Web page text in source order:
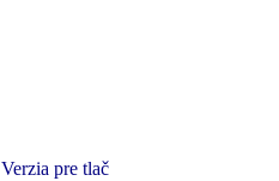
Verzia pre tlač